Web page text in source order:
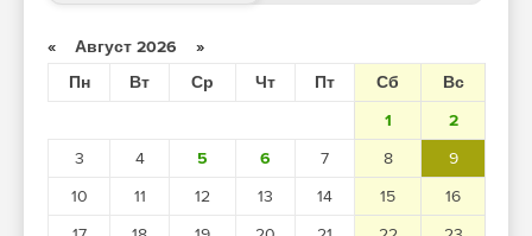
« Август 2026 »
Пн
Вт Ср Чт Пт Сб
Вс
1
2
3
4 5 6 7 8
9
10
11 12 13 14 15
16